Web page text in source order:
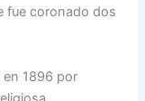
fue coronado dos
en 1896 por